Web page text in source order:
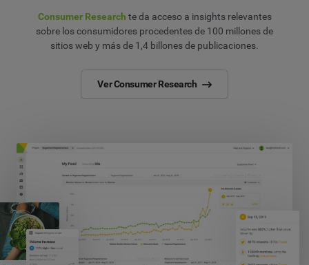
Consumer Research te da acceso a insights relevantes
sobre los consumidores procedentes de 100 millones de
sitios web y más de 1,4 billones de publicaciones.
Ver Consumer Research